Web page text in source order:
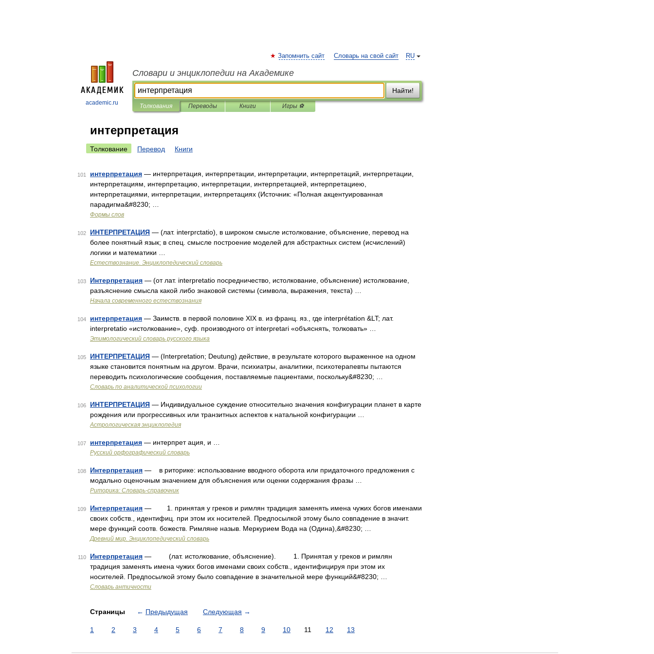
academic.ru
RU
Запомнить сайт Словарь на свой сайт
Словари и энциклопедии на Академике
Найти!
Толкования Переводы Книги Игры ⚽
интерпретация
Толкование Перевод Книги
101 интерпретация — интерпретация, интерпретации, интерпретации, интерпретаций, интерпретации,
интерпретациям, интерпретацию, интерпретации, интерпретацией, интерпретациею,
интерпретациями, интерпретации, интерпретациях (Источник: «Полная акцентуированная
парадигма&#8230; …
Формы слов
102 ИНТЕРПРЕТАЦИЯ — (лат. interprctatio), в широком смысле истолкование, объяснение, перевод на
более понятный язык; в спец. смысле построение моделей для абстрактных систем (исчислений)
логики и математики …
Естествознание. Энциклопедический словарь
103 Интерпретация — (от лат. interpretatio посредничество, истолкование, объяснение) истолкование,
разъяснение смысла какой либо знаковой системы (символа, выражения, текста) …
Начала современного естествознания
104 интерпретация — Заимств. в первой половине XIX в. из франц. яз., где interprétation &LT; лат.
interpretatio «истолкование», суф. производного от interpretari «объяснять, толковать» …
Этимологический словарь русского языка
105 ИНТЕРПРЕТАЦИЯ — (Interpretation; Deutung) действие, в результате которого выраженное на одном
языке становится понятным на другом. Врачи, психиатры, аналитики, психотерапевты пытаются
переводить психологические сообщения, поставляемые пациентами, поскольку&#8230; …
Словарь по аналитической психологии
106 ИНТЕРПРЕТАЦИЯ — Индивидуальное суждение относительно значения конфигурации планет в карте
рождения или прогрессивных или транзитных аспектов к натальной конфигурации …
Астрологическая энциклопедия
107 интерпретация — интерпрет ация, и …
Русский орфографический словарь
108 Интерпретация — в риторике: использование вводного оборота или придаточного предложения с
модально оценочным значением для объяснения или оценки содержания фразы …
Риторика: Словарь-справочник
109 Интерпретация — 1. принятая у греков и римлян традиция заменять имена чужих богов именами
своих собств., идентифиц. при этом их носителей. Предпосылкой этому было совпадение в значит.
мере функций соотв. божеств. Римляне назыв. Меркурием Вода на (Одина),&#8230; …
Древний мир. Энциклопедический словарь
110 Интерпретация — (лат. истолкование, объяснение). 1. Принятая у греков и римлян
традиция заменять имена чужих богов именами своих собств., идентифицируя при этом их
носителей. Предпосылкой этому было совпадение в значительной мере функций&#8230; …
Словарь античности
Страницы ← Предыдущая Следующая →
1 2 3 4 5 6 7 8 9 10 11 12 13